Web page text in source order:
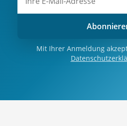
Mit Ihrer Anmeldung